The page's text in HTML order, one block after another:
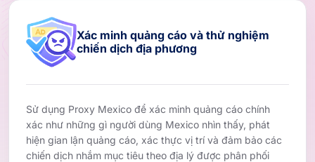
Xác minh quảng cáo và thử nghiệm
chiến dịch địa phương
Sử dụng Proxy Mexico để xác minh quảng cáo chính
xác như những gì người dùng Mexico nhìn thấy, phát
hiện gian lận quảng cáo, xác thực vị trí và đảm bảo các
chiến dịch nhắm mục tiêu theo địa lý được phân phối